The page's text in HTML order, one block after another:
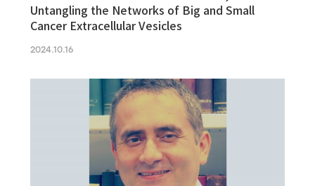
Untangling the Networks of Big and Small
Cancer Extracellular Vesicles
2024.10.16